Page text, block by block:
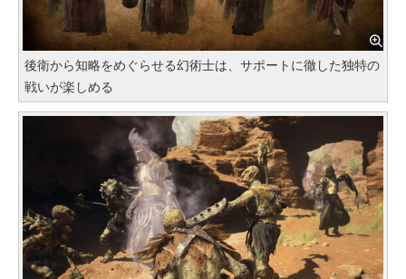
後衛から知略をめぐらせる幻術士は、サポートに徹した独特の
戦いが楽しめる